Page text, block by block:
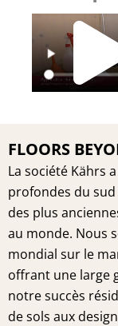
FLOORS
La société Kährs
profondes du sud
des plus
au monde. Nous
mondial sur le
offrant une large
notre succès
de sols aux